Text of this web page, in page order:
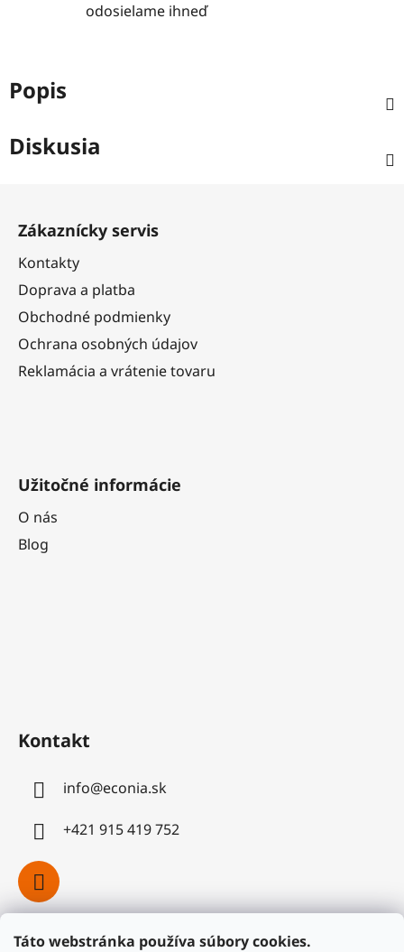
Táto webstránka používa súbory cookies.
odosielame ihneď
Popis
Diskusia
Zákaznícky servis
Kontakty
Doprava a platba
Obchodné podmienky
Ochrana osobných údajov
Reklamácia a vrátenie tovaru
Užitočné informácie
O nás
Blog
Kontakt
info@econia.sk
+421 915 419 752